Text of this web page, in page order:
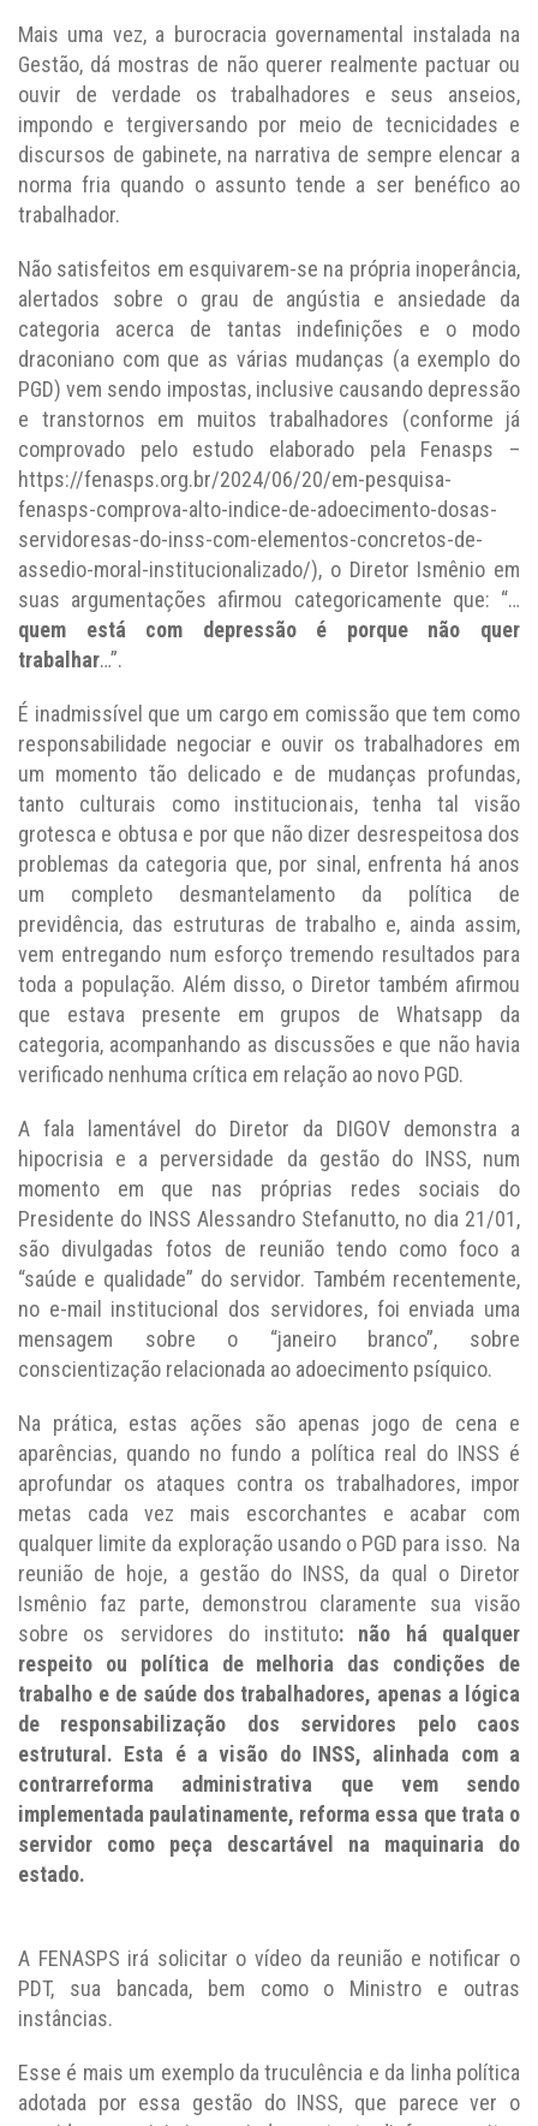
Mais uma vez, a burocracia governamental instalada na
Gestão, dá mostras de não querer realmente pactuar ou
ouvir de verdade os trabalhadores e seus anseios,
impondo e tergiversando por meio de tecnicidades e
discursos de gabinete, na narrativa de sempre elencar a
norma fria quando o assunto tende a ser benéfico ao
trabalhador.
Não satisfeitos em esquivarem-se na própria inoperância,
alertados sobre o grau de angústia e ansiedade da
categoria acerca de tantas indefinições e o modo
draconiano com que as várias mudanças (a exemplo do
PGD) vem sendo impostas, inclusive causando depressão
e transtornos em muitos trabalhadores (conforme já
comprovado pelo estudo elaborado pela Fenasps –
https://fenasps.org.br/2024/06/20/em-pesquisa-
fenasps-comprova-alto-indice-de-adoecimento-dosas-
servidoresas-do-inss-com-elementos-concretos-de-
assedio-moral-institucionalizado/), o Diretor Ismênio em
suas argumentações afirmou categoricamente que: “…
quem está com depressão é porque não quer
trabalhar…”.
É inadmissível que um cargo em comissão que tem como
responsabilidade negociar e ouvir os trabalhadores em
um momento tão delicado e de mudanças profundas,
tanto culturais como institucionais, tenha tal visão
grotesca e obtusa e por que não dizer desrespeitosa dos
problemas da categoria que, por sinal, enfrenta há anos
um completo desmantelamento da política de
previdência, das estruturas de trabalho e, ainda assim,
vem entregando num esforço tremendo resultados para
toda a população. Além disso, o Diretor também afirmou
que estava presente em grupos de Whatsapp da
categoria, acompanhando as discussões e que não havia
verificado nenhuma crítica em relação ao novo PGD.
A fala lamentável do Diretor da DIGOV demonstra a
hipocrisia e a perversidade da gestão do INSS, num
momento em que nas próprias redes sociais do
Presidente do INSS Alessandro Stefanutto, no dia 21/01,
são divulgadas fotos de reunião tendo como foco a
“saúde e qualidade” do servidor. Também recentemente,
no e-mail institucional dos servidores, foi enviada uma
mensagem sobre o “janeiro branco”, sobre
conscientização relacionada ao adoecimento psíquico.
Na prática, estas ações são apenas jogo de cena e
aparências, quando no fundo a política real do INSS é
aprofundar os ataques contra os trabalhadores, impor
metas cada vez mais escorchantes e acabar com
qualquer limite da exploração usando o PGD para isso. Na
reunião de hoje, a gestão do INSS, da qual o Diretor
Ismênio faz parte, demonstrou claramente sua visão
sobre os servidores do instituto: não há qualquer
respeito ou política de melhoria das condições de
trabalho e de saúde dos trabalhadores, apenas a lógica
de responsabilização dos servidores pelo caos
estrutural. Esta é a visão do INSS, alinhada com a
contrarreforma administrativa que vem sendo
implementada paulatinamente, reforma essa que trata o
servidor como peça descartável na maquinaria do
estado.
A FENASPS irá solicitar o vídeo da reunião e notificar o
PDT, sua bancada, bem como o Ministro e outras
instâncias.
Esse é mais um exemplo da truculência e da linha política
adotada por essa gestão do INSS, que parece ver o